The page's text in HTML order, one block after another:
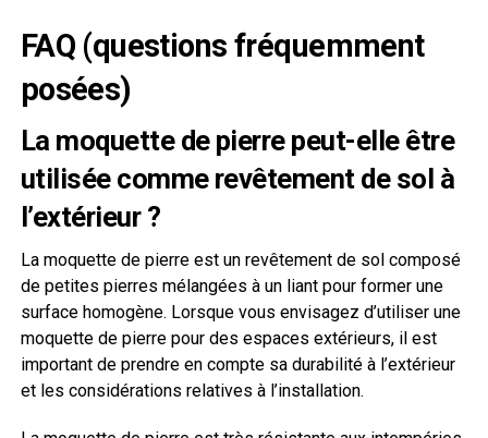
FAQ (questions fréquemment
posées)
La moquette de pierre peut-elle être
utilisée comme revêtement de sol à
l’extérieur ?
La moquette de pierre est un revêtement de sol composé
de petites pierres mélangées à un liant pour former une
surface homogène. Lorsque vous envisagez d’utiliser une
moquette de pierre pour des espaces extérieurs, il est
important de prendre en compte sa durabilité à l’extérieur
et les considérations relatives à l’installation.